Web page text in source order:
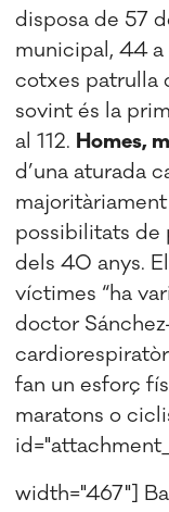
disposa de 57
municipal, 44 a
cotxes patrulla
sovint és la
al 112. Homes,
d’una aturada
possibilitats de
dels 40 anys.
víctimes “ha
doctor
fan un esforç
maratons o
width="467"]